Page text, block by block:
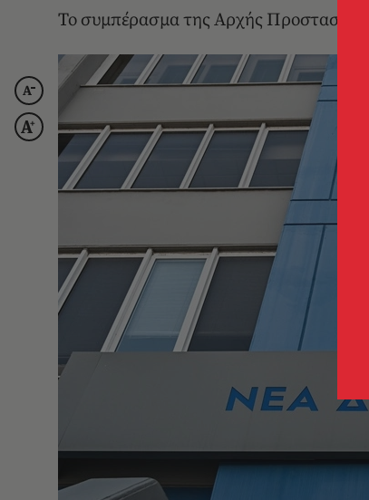
Το συμπέρασμα της Αρχής